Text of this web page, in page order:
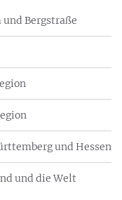
Bergstraße
und Hessen
und die Welt